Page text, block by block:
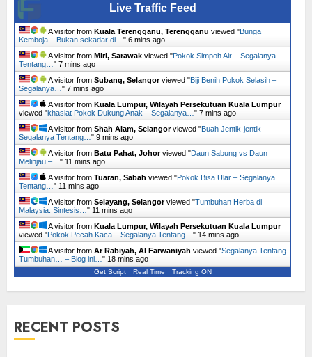
Live Traffic Feed
A visitor from Kuala Terengganu, Terengganu viewed "Bunga
Kemboja – Bukan sekadar di… " 6 mins ago
A visitor from Miri, Sarawak viewed "Pokok Simpoh Air – Segalanya
Tentang… " 7 mins ago
A visitor from Subang, Selangorviewed "Biji Benih Pokok Selasih –
Segalanya… " 7 mins ago
A visitor from Kuala Lumpur, Wilayah Persekutuan Kuala Lumpur
viewed "khasiat Pokok Dukung Anak – Segalanya… " 7 mins ago
A visitor from Shah Alam, Selangorviewed "Buah Jentik-jentik –
Segalanya Tentang… " 9 mins ago
A visitor from Batu Pahat, Johorviewed "Daun Sabung vs Daun
Melinjau –… " 11 mins ago
A visitor from Tuaran, Sabah viewed "Pokok Bisa Ular – Segalanya
Tentang… " 11 mins ago
A visitor from Selayang, Selangorviewed "Tumbuhan Herba di
Malaysia: Sintesis… " 11 mins ago
A visitor from Kuala Lumpur, Wilayah Persekutuan Kuala Lumpur
viewed "Pokok Pecah Kaca – Segalanya Tentang… " 14 mins ago
A visitor from Ar Rabiyah, Al Farwaniyah viewed "Segalanya Tentang
Tumbuhan… – Blog ini… " 18 mins ago
Get Script Real Time Tracking ON
RECENT POSTS